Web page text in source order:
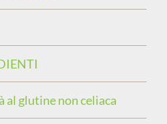
al glutine non celiaca